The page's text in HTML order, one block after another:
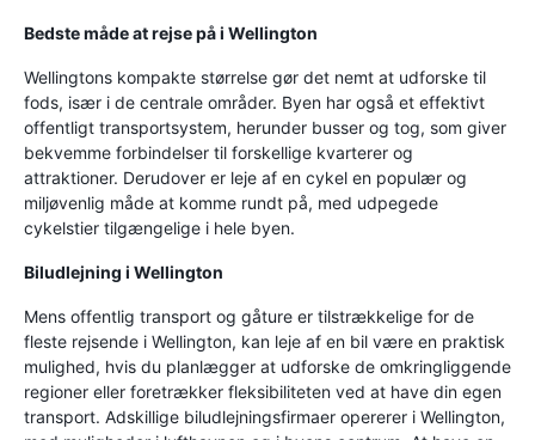
Bedste måde at rejse på i Wellington
Wellingtons kompakte størrelse gør det nemt at udforske til
fods, især i de centrale områder. Byen har også et effektivt
offentligt transportsystem, herunder busser og tog, som giver
bekvemme forbindelser til forskellige kvarterer og
attraktioner. Derudover er leje af en cykel en populær og
miljøvenlig måde at komme rundt på, med udpegede
cykelstier tilgængelige i hele byen.
Biludlejning i Wellington
Mens offentlig transport og gåture er tilstrækkelige for de
fleste rejsende i Wellington, kan leje af en bil være en praktisk
mulighed, hvis du planlægger at udforske de omkringliggende
regioner eller foretrækker fleksibiliteten ved at have din egen
transport. Adskillige biludlejningsfirmaer opererer i Wellington,